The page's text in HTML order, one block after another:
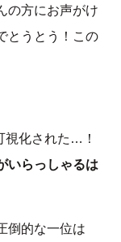
の方にお声がけ
とうとう！この
視化された…！
いらっしゃるは
倒的な一位は